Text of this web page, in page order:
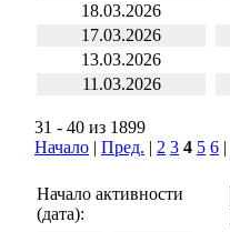
18.03.2026
17.03.2026
13.03.2026
11.03.2026
31 - 40 из 1899
Начало | Пред. | 2 3 4 5 6 |
Начало активности
(дата):